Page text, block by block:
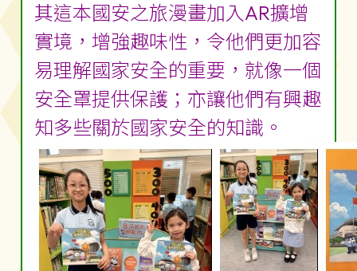
其這本國安之旅漫畫加入AR擴增
實境，增強趣味性，令他們更加容
易理解國家安全的重要，就像一個
安全罩提供保護；亦讓他們有興趣
知多些關於國家安全的知識。